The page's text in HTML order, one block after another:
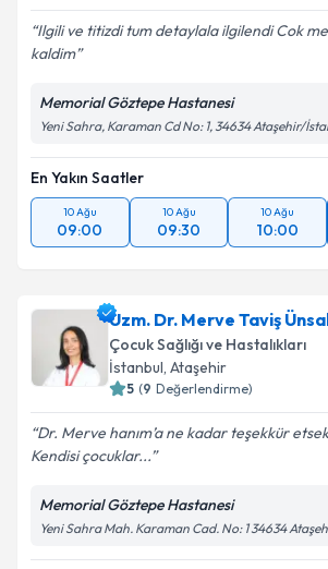
Ilgili ve titizdi tum detaylala ilgilendi Cok
kaldim
Memorial Göztepe Hastanesi
Yeni Sahra, Karaman Cd No: 1, 34634 Ataşehir/
En Yakın Saatler
10 Ağu
09:00
10 Ağu
09:30
10 Ağu
10:00
Uzm. Dr. Merve Taviş
Çocuk Sağlığı ve Hastalıkları
İstanbul, Ataşehir
5 (9 Değerlendirme)
Dr. Merve hanım’a ne kadar teşekkür
Kendisi çocuklar...
Memorial Göztepe Hastanesi
Yeni Sahra Mah. Karaman Cad. No: 1 34634